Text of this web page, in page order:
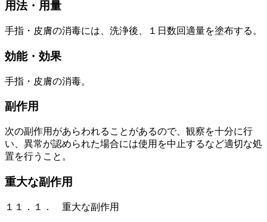
用法・用量
手指・皮膚の消毒には、洗浄後、１日数回適量を塗布する。
効能・効果
手指・皮膚の消毒。
副作用
次の副作用があらわれることがあるので、観察を十分に行
い、異常が認められた場合には使用を中止するなど適切な処
置を行うこと。
重大な副作用
１１．１． 重大な副作用